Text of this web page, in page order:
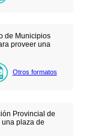
de Municipios
proveer una
Otros formatos
Provincial de
plaza de